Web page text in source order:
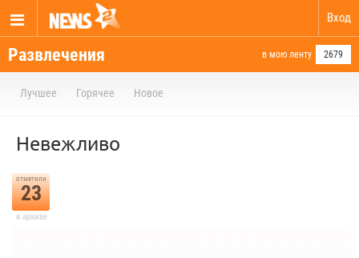
Вход
Развлечения в мою ленту 2679
Лучшее Горячее Новое
Невежливо
отметили
23
в архиве